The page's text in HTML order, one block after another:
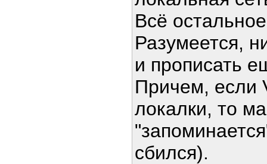
Всё
Разумеется,
и прописать
Причем, если
локалки, то
сбился).